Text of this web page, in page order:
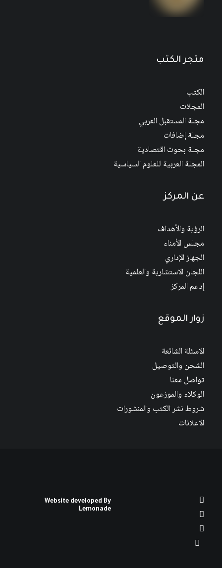
متجر الكتب
الكتب
المجلات
مجلة المستقبل العربي
مجلة إضافات
مجلة بحوث اقتصادية
المجلة العربية للعلوم السياسية
عن المركز
الرؤية والأهداف
مجلس الأمناء
الجهاز الإداري
اللجان الاستشارية والعلمية
إدعم المركز
زوار الموقع
الاسئلة الشائعة
الشحن والتوصيل
تواصل معنا
الوكلاء والموزعون
شروط نشر الكتب والمنشورات
الاعلانات
Website developed By
Lemonade